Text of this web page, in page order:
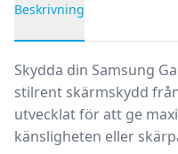
Beskrivning
Skydda din Samsung
stilrent skärmskydd
utvecklat för att ge
känsligheten eller